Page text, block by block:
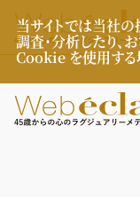
当サイトでは当社
調査・分析したり
Cookie を使用する